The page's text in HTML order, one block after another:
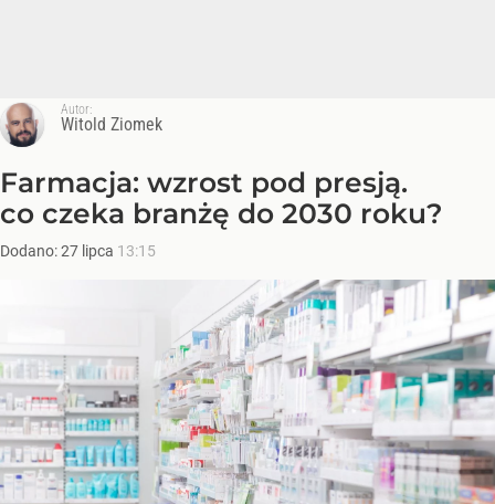
Autor:
Witold Ziomek
Farmacja: wzrost pod presją.
co czeka branżę do 2030 roku?
Dodano:27 lipca 13:15